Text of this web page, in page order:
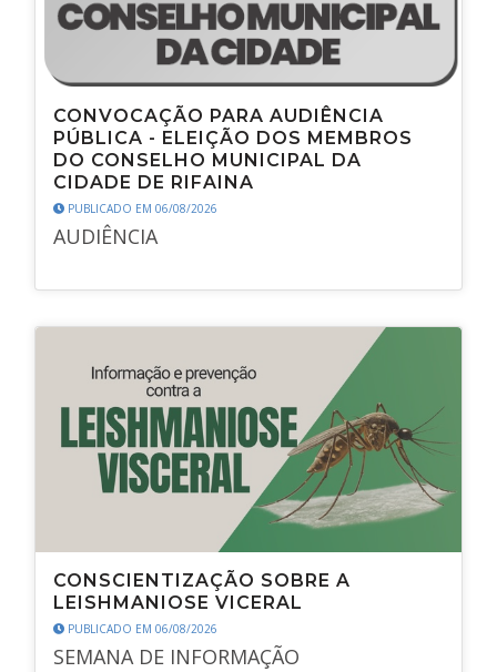
CONVOCAÇÃO PARA AUDIÊNCIA
PÚBLICA - ELEIÇÃO DOS MEMBROS
DO CONSELHO MUNICIPAL DA
CIDADE DE RIFAINA
PUBLICADO EM 06/08/2026
AUDIÊNCIA
CONSCIENTIZAÇÃO SOBRE A
LEISHMANIOSE VICERAL
PUBLICADO EM 06/08/2026
SEMANA DE INFORMAÇÃO